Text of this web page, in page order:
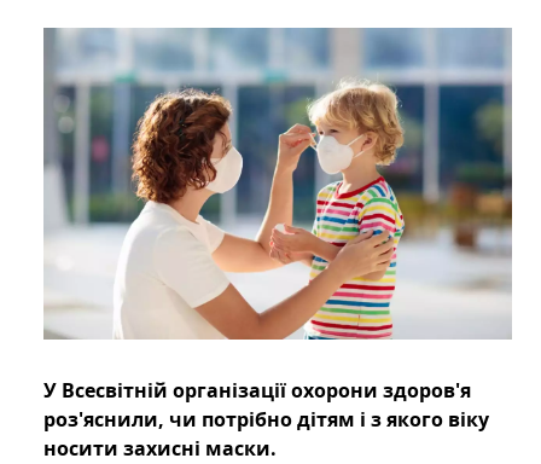
У Всесвітній організації охорони здоров'я
роз'яснили, чи потрібно дітям і з якого віку
носити захисні маски.